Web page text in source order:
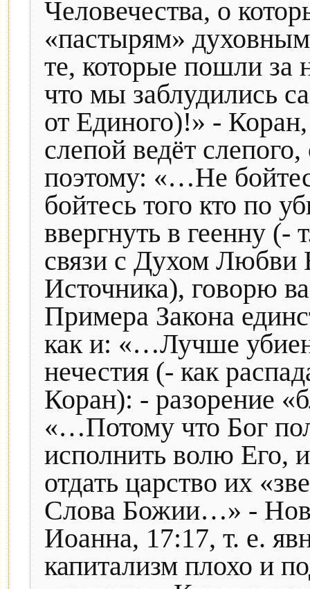
Человечества, о
«пастырям»
те, которые пошли за
что мы заблудились
от Единого)!» -
слепой ведёт
поэтому: «…Не
бойтесь того кто по
ввергнуть в геенну
связи с Духом Любви
Источника), говорю
Примера Закона
как и: «…Лучше
нечестия (- как
Коран): - разорение
«…Потому что Бог
исполнить волю Его,
отдать царство их
Слова Божии…» -
Иоанна, 17:17, т. е.
капитализм плохо и